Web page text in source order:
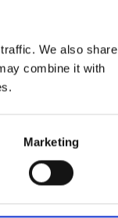
We also share
combine it with
Marketing
är du